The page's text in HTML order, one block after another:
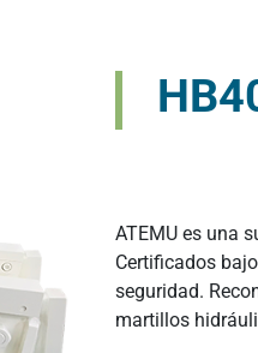
ATEMU es una
Certificados
seguridad.
martillos